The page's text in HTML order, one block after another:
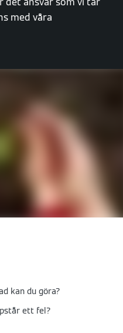
med våra
kan du göra?
ett fel?